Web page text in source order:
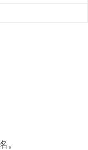
。